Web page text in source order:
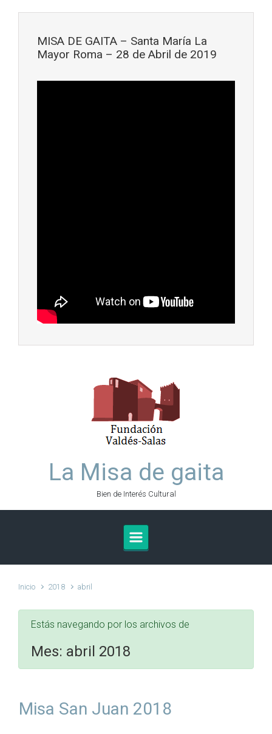
Saltar al contenido principal
MISA DE GAITA – Santa María La
Mayor Roma – 28 de Abril de 2019
La Misa de gaita
Bien de Interés Cultural
Inicio 2018 abril
Estás navegando por los archivos de
Mes: abril 2018
Misa San Juan 2018